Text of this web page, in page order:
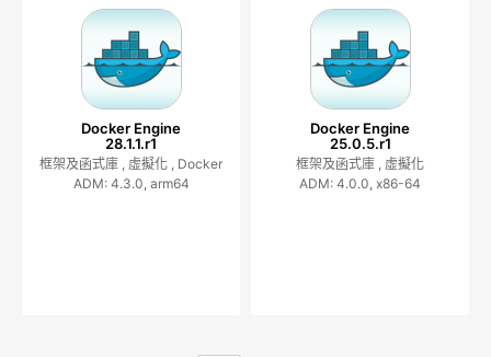
Docker Engine
28.1.1.r1
框架及函式庫 , 虛擬化 , Docker
ADM: 4.3.0, arm64
Docker Engine
25.0.5.r1
框架及函式庫 , 虛擬化
ADM: 4.0.0, x86-64